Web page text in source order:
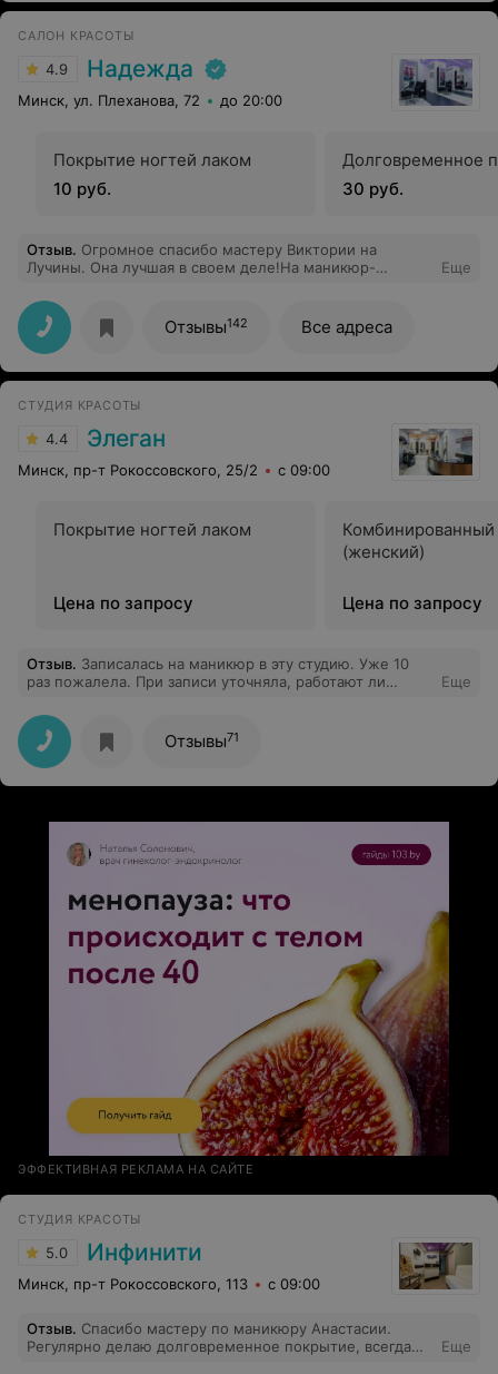
САЛОН КРАСОТЫ
4.9 Надежда
Минск, ул. Плеханова, 72 до 20:00
Покрытие ногтей лаком
10 руб.
Долговременное
30 руб.
Отзыв. Огромное спасибо мастеру Виктории на
Лучины. Она лучшая в своем деле!На маникюр-
Викуле) Так же спасибо девочкам- администратором за
внимание и заботу!
Еще
Отзывы142 Все адреса
СТУДИЯ КРАСОТЫ
4.4 Элеган
Минск, пр-т Рокоссовского, 25/2 с 09:00
Покрытие ногтей лаком
Цена по запросу
(женский)
Цена по запросу
Отзыв. Записалась на маникюр в эту студию. Уже 10
раз пожалела. При записи уточняла, работают ли
получила ответ, мол, нет, у нас девочки новенькие,
начинающие мастера, пока что не умеют делать
наращивание, но все остальное хорошо у нас.
Записалась, пришла. Маникюр был 2 часа. 2 часа на
снятие, маникюр и покрытие. Во время процедуры
Увидев результат я была в шоке, только через час
смогла позвонить в студию для решения ситуации.
Деньги, к счастью, вернули, но ногти уже не исправить
ждать, пока хоть немного отрастет все. Это не
начинающие мастера, это ученики. Мастер =
качественная и быстрая работа. Начинающий Мастер
— это также тот, кто уже умеет на отлично делать
свою работу, просто практикуется для увеличения
скорости работы. У них работают ученики.
Администратор до конца стояла на своем и пыталась
Еще
Отзывы71
ЭФФЕКТИВНАЯ РЕКЛАМА НА САЙТЕ
СТУДИЯ КРАСОТЫ
5.0 Инфинити
Минск, пр-т Рокоссовского, 113 с 09:00
Отзыв. Спасибо мастеру по маникюру Анастасии.
Регулярно делаю долговременное покрытие, всегда
Еще